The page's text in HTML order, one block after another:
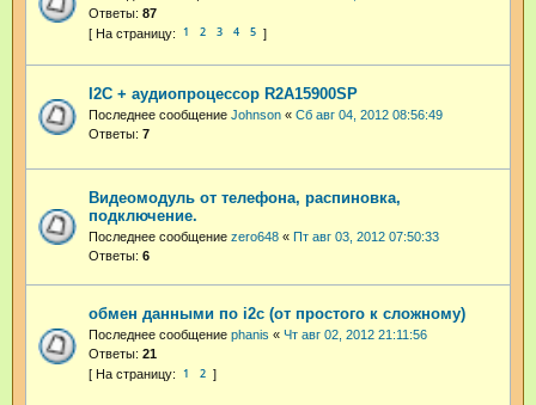
Ответы: 87
1 2 3 4 5
I2C + аудиопроцессор R2A15900SP
Последнее сообщение Johnson « Сб авг 04, 2012 08:56:49
Ответы: 7
Видеомодуль от телефона, распиновка,
подключение.
Последнее сообщение zero648 « Пт авг 03, 2012 07:50:33
Ответы: 6
обмен данными по i2c (от простого к сложному)
Последнее сообщение phanis « Чт авг 02, 2012 21:11:56
Ответы: 21
1 2